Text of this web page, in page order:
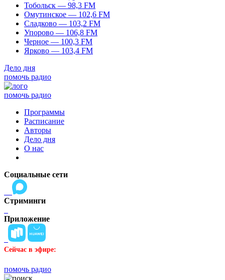
Тобольск — 98,3 FM
Омутинское — 102,6 FM
Сладково — 103,2 FM
Упорово — 106,8 FM
Черное — 100,3 FM
Ярково — 103,4 FM
Дело дня
помочь радио
помочь радио
Программы
Расписание
Авторы
Дело дня
О нас
Социальные сети
Стриминги
Приложение
Сейчас в эфире:
помочь радио